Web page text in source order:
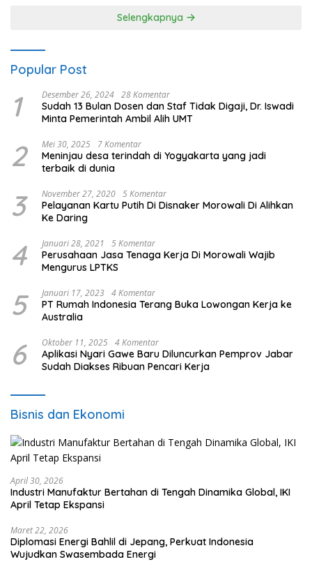
Selengkapnya
Popular Post
1 Desember 26, 2024 28 Komentar
Sudah 13 Bulan Dosen dan Staf Tidak Digaji, Dr. Iswadi
Minta Pemerintah Ambil Alih UMT
2 Mei 30, 2025 7 Komentar
Meninjau desa terindah di Yogyakarta yang jadi
terbaik di dunia
3 November 27, 2020 5 Komentar
Pelayanan Kartu Putih Di Disnaker Morowali Di Alihkan
Ke Daring
4 Januari 28, 2021 5 Komentar
Perusahaan Jasa Tenaga Kerja Di Morowali Wajib
Mengurus LPTKS
5 Januari 17, 2023 4 Komentar
PT Rumah Indonesia Terang Buka Lowongan Kerja ke
Australia
6 Oktober 11, 2025 4 Komentar
Aplikasi Nyari Gawe Baru Diluncurkan Pemprov Jabar
Sudah Diakses Ribuan Pencari Kerja
Bisnis dan Ekonomi
April 30, 2026
Industri Manufaktur Bertahan di Tengah Dinamika Global, IKI
April Tetap Ekspansi
Maret 22, 2026
Diplomasi Energi Bahlil di Jepang, Perkuat Indonesia
Wujudkan Swasembada Energi